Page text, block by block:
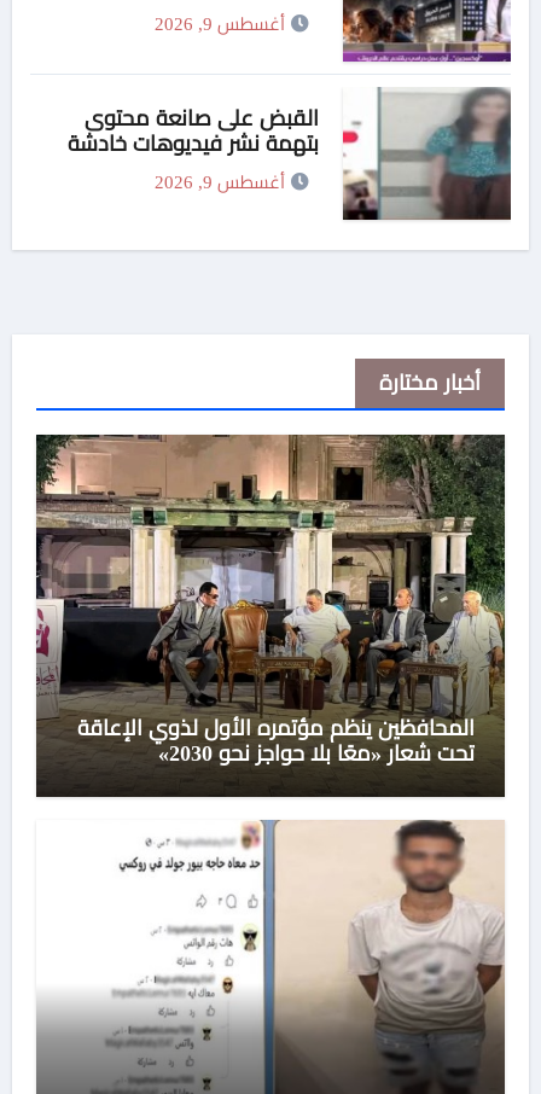
العنصر المسبب للاشتعال
وصانع النجاة
أغسطس 9, 2026
القبض على صانعة محتوى
بتهمة نشر فيديوهات خادشة
للحياء بالدقهلية
أغسطس 9, 2026
أخبار مختارة
المحافظين ينظم مؤتمره الأول لذوي الإعاقة
تحت شعار «معًا بلا حواجز نحو 2030»